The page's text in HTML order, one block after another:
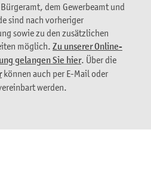
dem Gewerbeamt und
sind nach vorheriger
sowie zu den zusätzlichen
möglich. Zu unserer Online-
gelangen Sie hier. Über die
können auch per E-Mail oder
werden.